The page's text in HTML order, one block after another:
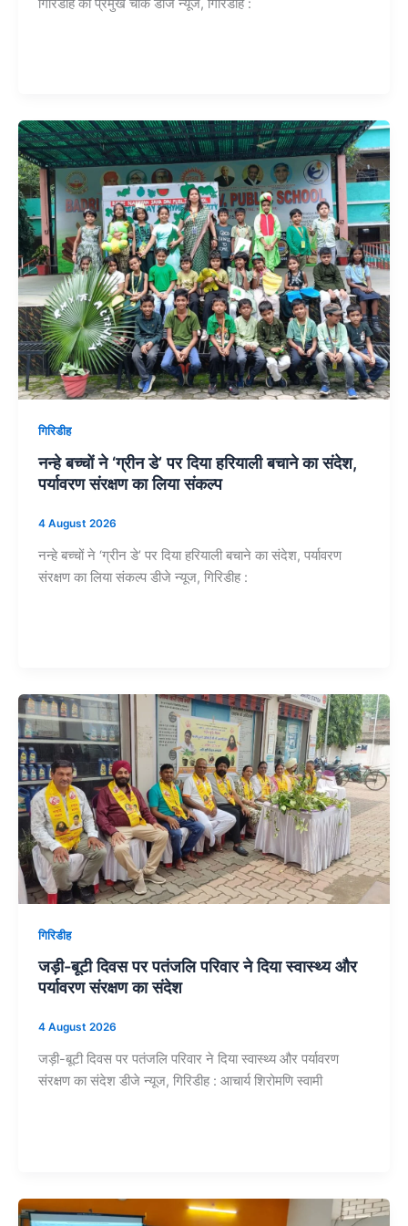
गिरिडीह का प्रमुख चौक डीजे न्यूज, गिरिडीह :
गिरिडीह
नन्हे बच्चों ने ‘ग्रीन डे’ पर दिया हरियाली बचाने का संदेश,
पर्यावरण संरक्षण का लिया संकल्प
4 August 2026
नन्हे बच्चों ने ‘ग्रीन डे’ पर दिया हरियाली बचाने का संदेश, पर्यावरण
संरक्षण का लिया संकल्प डीजे न्यूज, गिरिडीह :
गिरिडीह
जड़ी-बूटी दिवस पर पतंजलि परिवार ने दिया स्वास्थ्य और
पर्यावरण संरक्षण का संदेश
4 August 2026
जड़ी-बूटी दिवस पर पतंजलि परिवार ने दिया स्वास्थ्य और पर्यावरण
संरक्षण का संदेश डीजे न्यूज, गिरिडीह : आचार्य शिरोमणि स्वामी